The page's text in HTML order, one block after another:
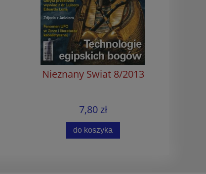
Nieznany Świat 8/2013
7,80 zł
do koszyka